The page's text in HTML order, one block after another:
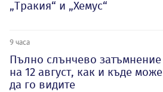
„Тракия“ и „Хемус“
9 часа
Пълно слънчево затъмнение
на 12 август, как и къде може
да го видите